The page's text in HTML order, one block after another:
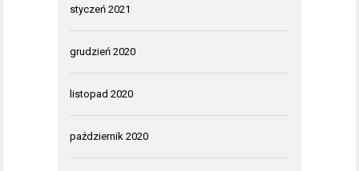
styczeń 2021
grudzień 2020
listopad 2020
październik 2020